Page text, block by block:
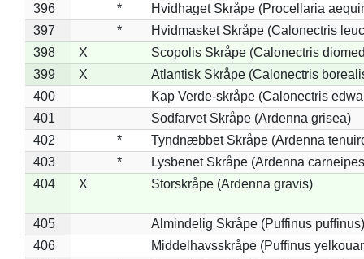
396
*
Hvidhaget Skråpe (Procellaria
397
*
Hvidmasket Skråpe (Calonectris
398
X
Scopolis Skråpe (Calonectris
399
X
Atlantisk Skråpe (Calonectris
400
Kap Verde-skråpe (Calonectris
401
Sodfarvet Skråpe (Ardenna grisea)
402
*
Tyndnæbbet Skråpe (Ardenna
403
*
Lysbenet Skråpe (Ardenna
404
X Storskråpe (Ardenna gravis)
405
Almindelig Skråpe (Puffinus puffinus)
406
Middelhavsskråpe (Puffinus